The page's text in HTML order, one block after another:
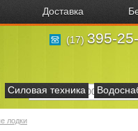
Доставка
(17) 395-
Силовая техника
лодки